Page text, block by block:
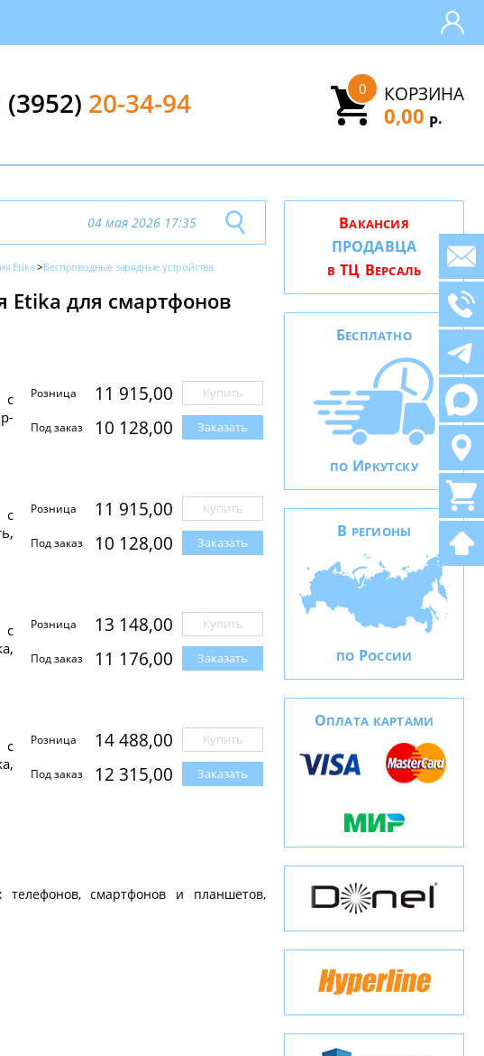
(3952) 20-34-94 КОРЗИНА
0
0,00 Р.
04 мая 2026 17:35
Etika Беспроводные зарядные устройства
Etika для смартфонов
Розница 11 915,00 Купить
Под заказ 10 128,00 Заказать
Розница 11 915,00 Купить
Под заказ 10 128,00 Заказать
Розница 13 148,00 Купить
Под заказ 11 176,00 Заказать
Розница 14 488,00 Купить
Под заказ 12 315,00 Заказать
телефонов, смартфонов и планшетов,
ВАКАНСИЯ
ПРОДАВЦА
В ТЦ ВЕРСАЛЬ
БЕСПЛАТНО
ПО ИРКУТСКУ
В РЕГИОНЫ
ПО РОССИИ
ОПЛАТА КАРТАМИ